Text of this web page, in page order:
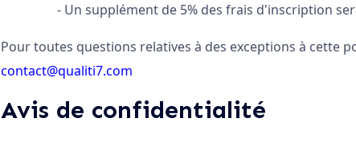
- Un supplément de 5% des frais d'inscription
Pour toutes questions relatives à des exceptions à cette
contact@qualiti7.com
Avis de confidentialité